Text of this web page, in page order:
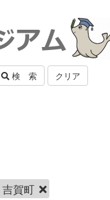
検 索 クリア
吉賀町